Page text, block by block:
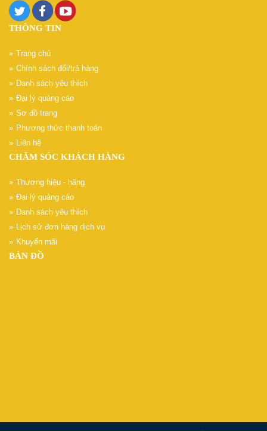
THÔNG TIN
Trang chủ
Chính sách đổi/trả hàng
Danh sách yêu thích
Đại lý quảng cáo
Sơ đồ trang
Phương thức thanh toán
Liên hệ
CHĂM SÓC KHÁCH HÀNG
Thương hiệu - hãng
Đại lý quảng cáo
Danh sách yêu thích
Lịch sử đơn hàng dịch vụ
Khuyến mãi
BẢN ĐỒ